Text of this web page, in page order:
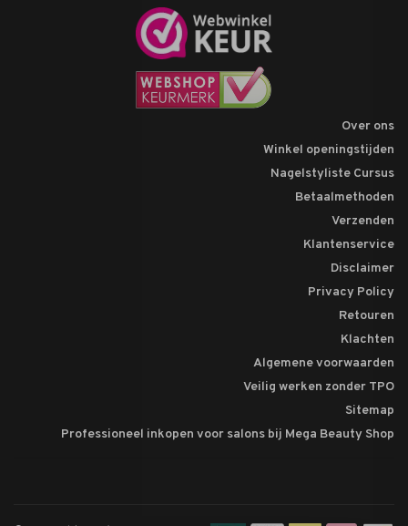
Over ons
Winkel openingstijden
Nagelstyliste Cursus
Betaalmethoden
Verzenden
Klantenservice
Disclaimer
Privacy Policy
Retouren
Klachten
Algemene voorwaarden
Veilig werken zonder TPO
Sitemap
Professioneel inkopen voor salons bij Mega Beauty Shop